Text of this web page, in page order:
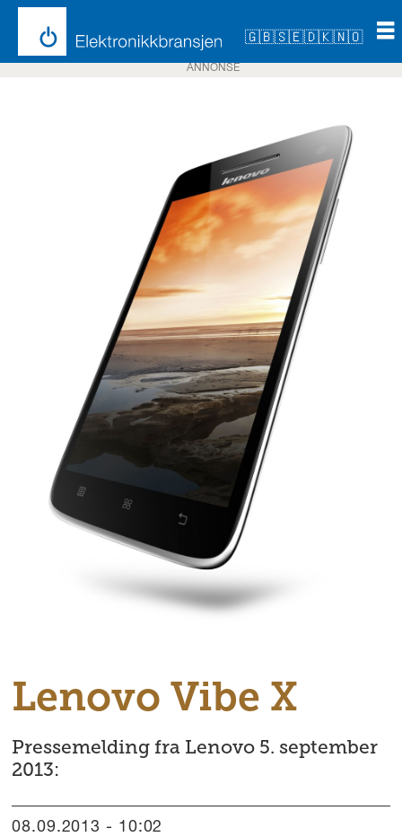
🇬🇧🇸🇪🇩🇰🇳🇴
ANNONSE
Lenovo Vibe X
Pressemelding fra Lenovo 5. september
2013:
08.09.2013 - 10:02